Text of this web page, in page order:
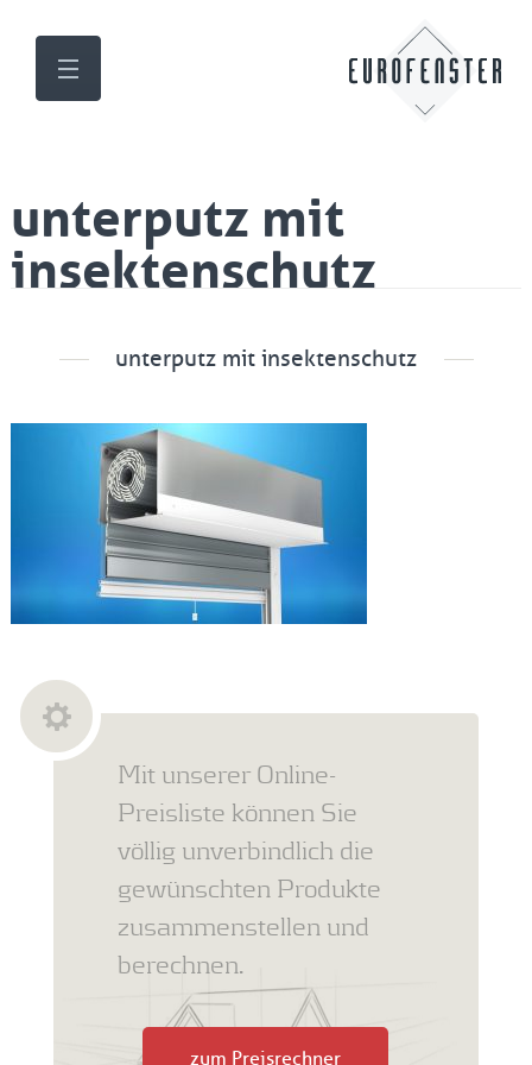
unterputz mit
insektenschutz
unterputz mit insektenschutz
Mit unserer Online-
Preisliste können Sie
völlig unverbindlich die
gewünschten Produkte
zusammenstellen und
berechnen.
zum Preisrechner